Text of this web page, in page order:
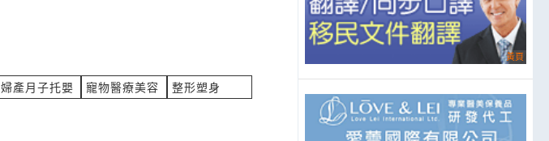
要做泡泡冰詢價機器
產業:餐飲食品設備製造代理
婦產月子托嬰 寵物醫療美容
整形塑身